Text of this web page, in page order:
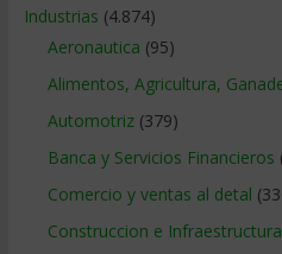
Industrias (4.874)
Aeronautica (95)
Alimentos, Agricultura,
Automotriz(379)
Banca y Servicios Financieros
Comercio y ventas al detal
Construccion e Infraestructura